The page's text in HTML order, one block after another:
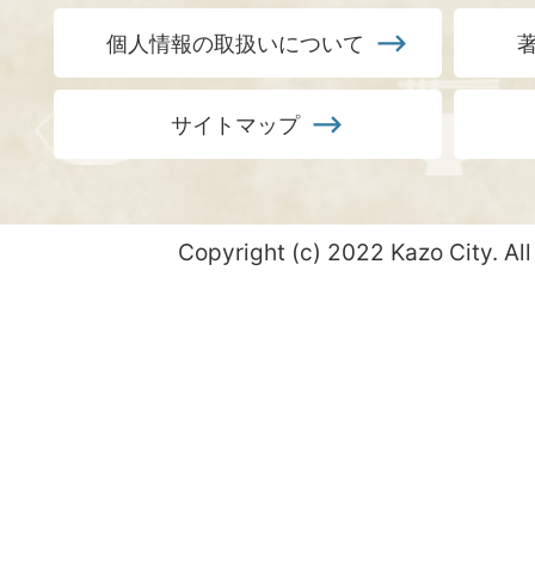
個人情報の取扱いについて
サイトマップ
Copyright (c) 2022 Kazo City.